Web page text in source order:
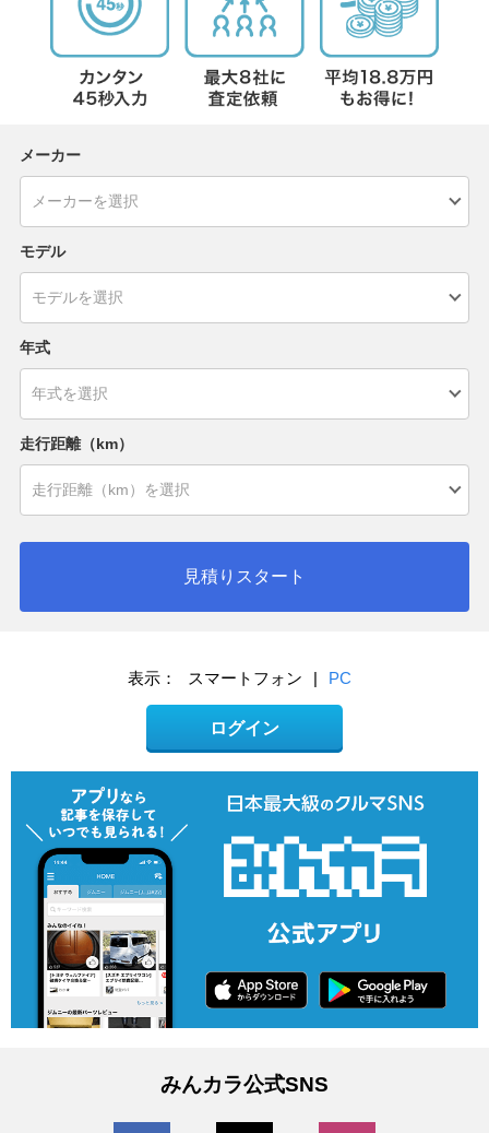
メーカー
モデル
年式
走行距離（km）
見積りスタート
表示： スマートフォン | PC
ログイン
みんカラ公式SNS